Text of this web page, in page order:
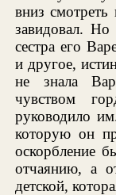
вниз
завидовал.
сестра его
и другое,
не знала
чувством
руководило
которую он
оскорбление
отчаянию, а
детской,